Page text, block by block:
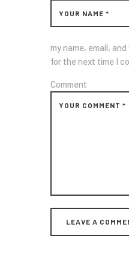
my name, email,
for the next time I
Comment